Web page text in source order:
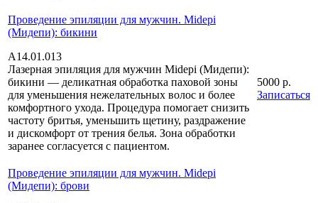
Проведение эпиляции для мужчин. Midepi
(Мидепи): бикини
А14.01.013
Лазерная эпиляция для мужчин Midepi (Мидепи):
бикини — деликатная обработка паховой зоны
для уменьшения нежелательных волос и более
комфортного ухода. Процедура помогает снизить
частоту бритья, уменьшить щетину, раздражение
и дискомфорт от трения белья. Зона обработки
заранее согласуется с пациентом.
5000 р.
Записаться
Проведение эпиляции для мужчин. Midepi
(Мидепи): брови